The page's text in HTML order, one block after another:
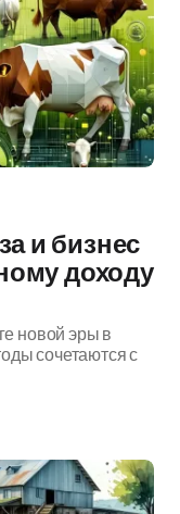
и бизнес
доходу
новой эры в
сочетаются с